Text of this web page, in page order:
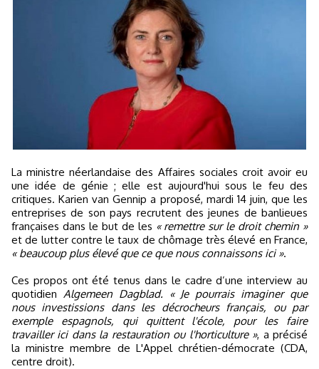
La ministre néerlandaise des Affaires sociales croit avoir eu
une idée de génie ; elle est aujourd'hui sous le feu des
critiques. Karien van Gennip a proposé, mardi 14 juin, que les
entreprises de son pays recrutent des jeunes de banlieues
françaises dans le but de les « remettre sur le droit chemin »
et de lutter contre le taux de chômage très élevé en France,
« beaucoup plus élevé que ce que nous connaissons ici ».
Ces propos ont été tenus dans le cadre d’une interview au
quotidien Algemeen Dagblad.
« Je pourrais imaginer que
nous investissions dans les décrocheurs français, ou par
exemple espagnols, qui quittent l'école, pour les faire
travailler ici dans la restauration ou l'horticulture », a précisé
la ministre membre de L'Appel chrétien-démocrate (CDA,
centre droit).